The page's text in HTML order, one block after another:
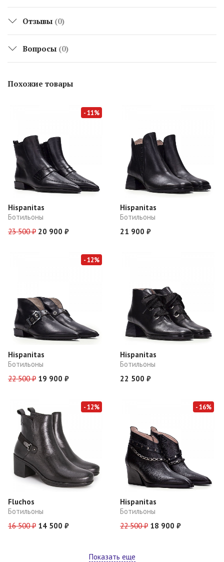
Отзывы (0)
Вопросы (0)
Похожие товары
- 11%
Hispanitas
Ботильоны
23 500 ₽ 20 900 ₽
Hispanitas
Ботильоны
21 900 ₽
- 12%
Hispanitas
Ботильоны
22 500 ₽ 19 900 ₽
Hispanitas
Ботильоны
22 500 ₽
- 12%
Fluchos
Ботильоны
16 500 ₽ 14 500 ₽
- 16%
Hispanitas
Ботильоны
22 500 ₽ 18 900 ₽
Показать еще